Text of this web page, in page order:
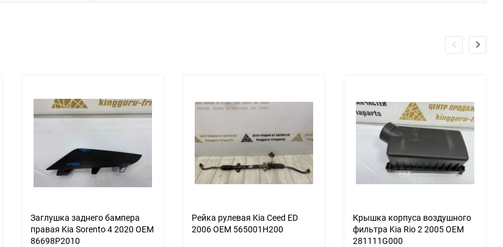
Заглушка заднего бампера
правая Kia Sorento 4 2020 OEM
86698P2010
Рейка рулевая Kia Ceed ED
2006 OEM 565001H200
Крышка корпуса воздушного
фильтра Kia Rio 2 2005 OEM
281111G000